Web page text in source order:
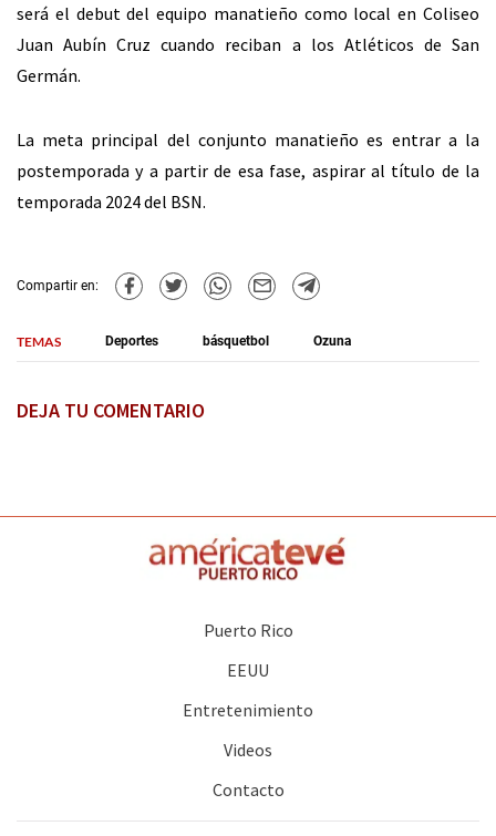
será el debut del equipo manatieño como local en Coliseo
Juan Aubín Cruz cuando reciban a los Atléticos de San
Germán.
La meta principal del conjunto manatieño es entrar a la
postemporada y a partir de esa fase, aspirar al título de la
temporada 2024 del BSN.
Compartir en:
TEMAS Deportes básquetbol Ozuna
DEJA TU COMENTARIO
Puerto Rico
EEUU
Entretenimiento
Videos
Contacto